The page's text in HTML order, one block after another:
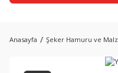
Anasayfa Şeker Hamuru ve